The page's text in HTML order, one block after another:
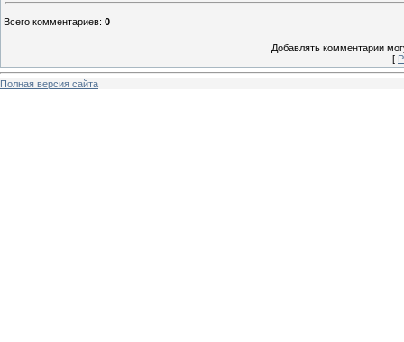
Всего комментариев: 0
Добавлять комментарии
[
Полная версия сайта